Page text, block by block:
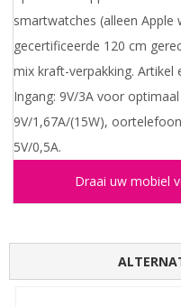
smartwatches (alleen Apple
gecertificeerde 120 cm
mix kraft-verpakking. Artikel
Ingang: 9V/3A voor
9V/1,67A/(15W),
5V/0,5A.
Draai uw mobiel